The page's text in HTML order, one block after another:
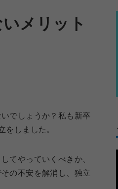
メリット
でしょうか？私も新卒
しました。
てやっていくべきか、
の不安を解消し、独立